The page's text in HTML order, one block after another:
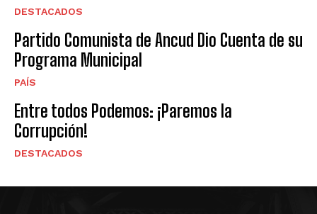
DESTACADOS
Partido Comunista de Ancud Dio Cuenta de su
Programa Municipal
PAÍS
Entre todos Podemos: ¡Paremos la
Corrupción!
DESTACADOS